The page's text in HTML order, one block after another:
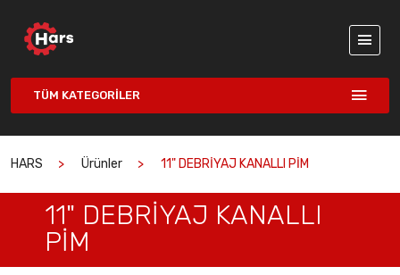
TÜM KATEGORILER
HARS Ürünler 11" DEBRİYAJ KANALLI PİM
11" DEBRİYAJ KANALLI
PİM